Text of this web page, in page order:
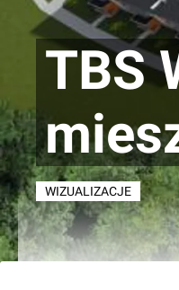
TBS
WIZUALIZACJE